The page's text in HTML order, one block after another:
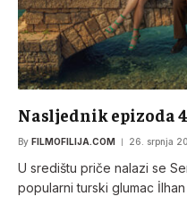
Nasljednik epizoda
By FILMOFILIJA.COM 26. srpnja
U središtu priče nalazi se
popularni turski glumac